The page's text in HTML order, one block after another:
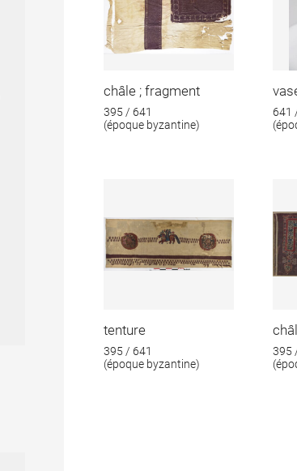
châle ; fragment
395 / 641
(époque byzantine)
641
tenture
395 / 641
(époque byzantine)
395